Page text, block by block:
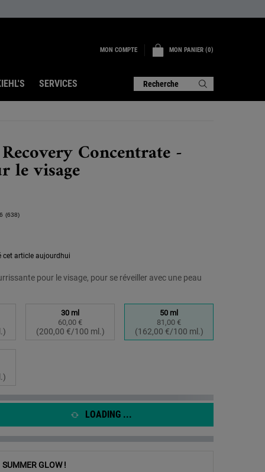
MON COMPTE MON PANIER 0
0 PRODUIT
SERVICES Recherche
Concentrate -
le visage
Lire
sur
même
(638)
cet article aujourdhui
pour le visage, pour se réveiller avec une peau
Selected
30 ml
60,00 €
(200,00 €/100 ml.)
, 2 of 4 Selected
50 ml
81,00 €
(162,00 €/100 ml.)
, 3 of 4
LOADING ...
SUMMER GLOW !